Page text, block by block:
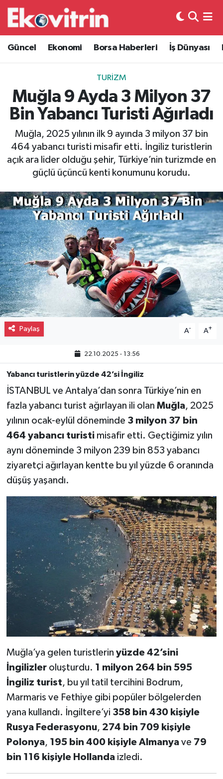
Güncel Ekonomi Borsa Haberleri İş Dünyası
TURIZM
Muğla 9 Ayda 3 Milyon 37
Bin Yabancı Turisti Ağırladı
Muğla, 2025 yılının ilk 9 ayında 3 milyon 37 bin
464 yabancı turisti misafir etti. İngiliz turistlerin
açık ara lider olduğu şehir, Türkiye’nin turizmde en
güçlü üçüncü kenti konumunu korudu.
Paylaş A- A+
22.10.2025 - 13:56
Yabancı turistlerin yüzde 42’si İngiliz
İSTANBUL ve Antalya’dan sonra Türkiye’nin en
fazla yabancı turist ağırlayan ili olan Muğla, 2025
yılının ocak-eylül döneminde 3 milyon 37 bin
464 yabancı turistimisafir etti. Geçtiğimiz yılın
aynı döneminde 3 milyon 239 bin 853 yabancı
ziyaretçi ağırlayan kentte bu yıl yüzde 6 oranında
düşüş yaşandı.
Muğla’ya gelen turistlerin yüzde 42’sini
İngilizleroluşturdu. 1 milyon 264 bin 595
İngiliz turist, bu yıl tatil tercihini Bodrum,
Marmaris ve Fethiye gibi popüler bölgelerden
yana kullandı. İngiltere’yi 358 bin 430 kişiyle
Rusya Federasyonu, 274 bin 709 kişiyle
Polonya, 195 bin 400 kişiyle Almanyave 79
bin 116 kişiyle Hollandaizledi.
Güncel
Ekonomi
Borsa Haberleri
İş Dünyası
Lojistik
Otovitrin
Asayiş
Magazin
Gayrimenkul
Spor
Eğitim
Hava Durumu
Trafik Durumu
Süper Lig Puan Durumu ve Fikstür
Tüm Manşetler
Son Dakika Haberleri
Haber Arşivi